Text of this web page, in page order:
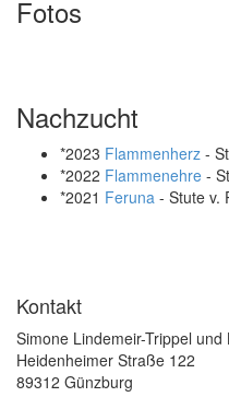
Fotos
Nachzucht
*2023 Flammenherz -
*2022 Flammenehre -
*2021 Feruna - Stute v.
Kontakt
Simone Lindemeir-Trippel und
Heidenheimer Straße 122
89312 Günzburg